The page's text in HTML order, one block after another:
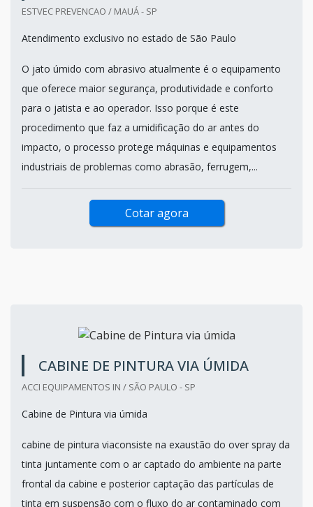
ESTVEC PREVENCAO / MAUÁ - SP
Atendimento exclusivo no estado de São Paulo
O jato úmido com abrasivo atualmente é o equipamento
que oferece maior segurança, produtividade e conforto
para o jatista e ao operador. Isso porque é este
procedimento que faz a umidificação do ar antes do
impacto, o processo protege máquinas e equipamentos
industriais de problemas como abrasão, ferrugem,...
Cotar agora
CABINE DE PINTURA VIA ÚMIDA
ACCI EQUIPAMENTOS IN / SÃO PAULO - SP
Cabine de Pintura via úmida
cabine de pintura viaconsiste na exaustão do over spray da
tinta juntamente com o ar captado do ambiente na parte
frontal da cabine e posterior captação das partículas de
tinta em suspensão com o fluxo do ar contaminado com